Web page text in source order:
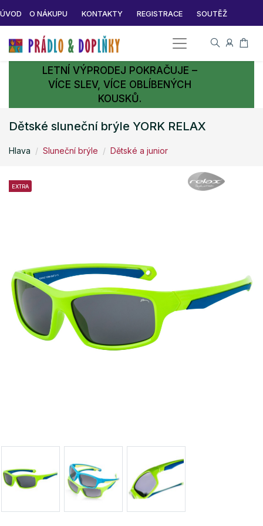
ÚVOD O NÁKUPU KONTAKTY REGISTRACE SOUTĚŽ
LETNÍ VÝPRODEJ POKRAČUJE –
VÍCE SLEV, VÍCE OBLÍBENÝCH
KOUSKŮ.
Dětské sluneční brýle YORK RELAX
Hlava Sluneční brýle Dětské a junior
EXTRA